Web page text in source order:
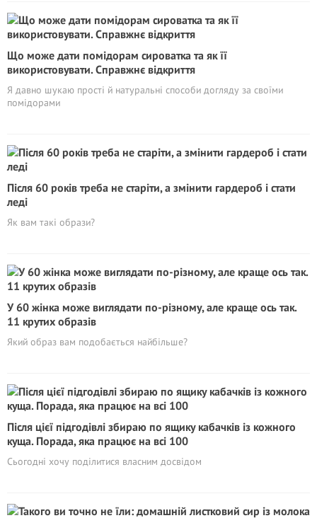
Що може дати помідорам сироватка та як її
використовувати. Справжнє відкриття
Я давно шукаю прості й натуральні способи догляду за своїми
помідорами
Після 60 років треба не старіти, а змінити гардероб і стати
леді
Як вам такі образи?
У 60 жінка може виглядати по-різному, але краще ось так.
11 крутих образів
Який образ вам подобається найбільше?
Після цієї підгодівлі збираю по ящику кабачків із кожного
куща. Порада, яка працює на всі 100
Сьогодні хочу поділитися власним досвідом